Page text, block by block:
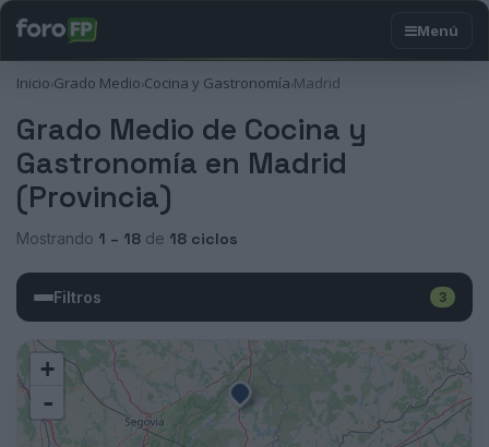
Inicio›Grado Medio›Cocina y Gastronomía›Madrid
Grado Medio de Cocina y
Gastronomía en Madrid
(Provincia)
Mostrando 1 – 18 de 18 ciclos
Filtros 3
+
-